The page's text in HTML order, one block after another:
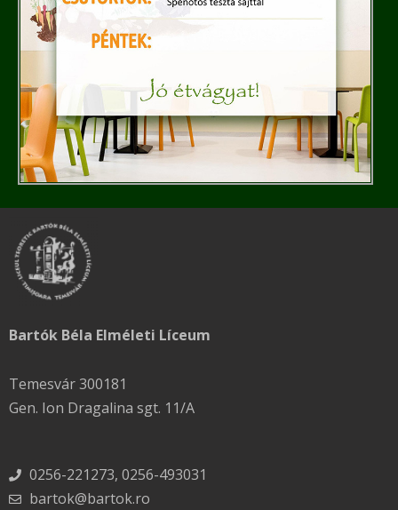
Bartók Béla Elméleti Líceum
Temesvár 300181
Gen. Ion Dragalina sgt. 11/A
0256-221273, 0256-493031
bartok@bartok.ro